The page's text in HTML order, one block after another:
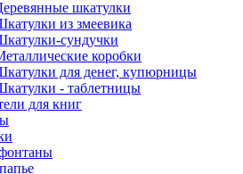
шкатулки
из змеевика
сундучки
коробки
для денег, купюрницы
- таблетницы
для книг